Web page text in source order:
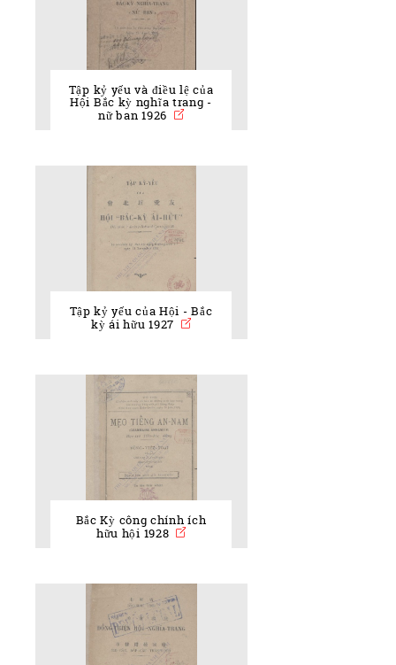
Tập kỷ yếu và điều lệ của
Hội Bắc kỳ nghĩa trang -
nữ ban 1926
Tập kỷ yếu của Hội - Bắc
kỳ ái hữu 1927
Bắc Kỳ công chính ích
hữu hội 1928